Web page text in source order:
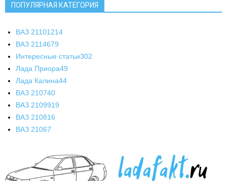
ПОПУЛЯРНАЯ КАТЕГОРИЯ
ВАЗ 21101214
ВАЗ 2114679
Интересные статьи302
Лада Приора49
Лада Калина44
ВАЗ 210740
ВАЗ 2109919
ВАЗ 210816
ВАЗ 21067